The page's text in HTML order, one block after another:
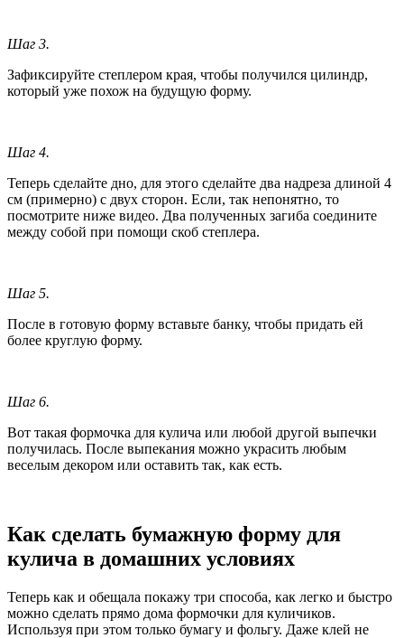
Шаг 3.
Зафиксируйте степлером края, чтобы получился цилиндр,
который уже похож на будущую форму.
Шаг 4.
Теперь сделайте дно, для этого сделайте два надреза длиной 4
см (примерно) с двух сторон. Если, так непонятно, то
посмотрите ниже видео. Два полученных загиба соедините
между собой при помощи скоб степлера.
Шаг 5.
После в готовую форму вставьте банку, чтобы придать ей
более круглую форму.
Шаг 6.
Вот такая формочка для кулича или любой другой выпечки
получилась. После выпекания можно украсить любым
веселым декором или оставить так, как есть.
Как сделать бумажную форму для
кулича в домашних условиях
Теперь как и обещала покажу три способа, как легко и быстро
можно сделать прямо дома формочки для куличиков.
Используя при этом только бумагу и фольгу. Даже клей не